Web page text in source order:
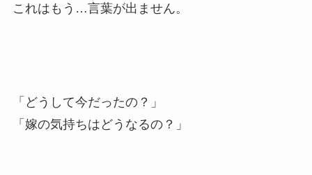
これはもう…言葉が出ません。
「どうして今だったの？」
「嫁の気持ちはどうなるの？」